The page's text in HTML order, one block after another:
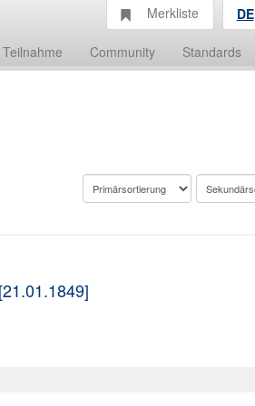
Teilnahme Community Standards
Merkliste DE